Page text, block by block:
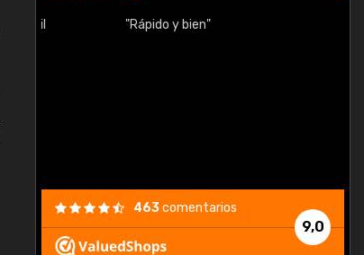
"Rápido y bien"
9,0
463comentarios